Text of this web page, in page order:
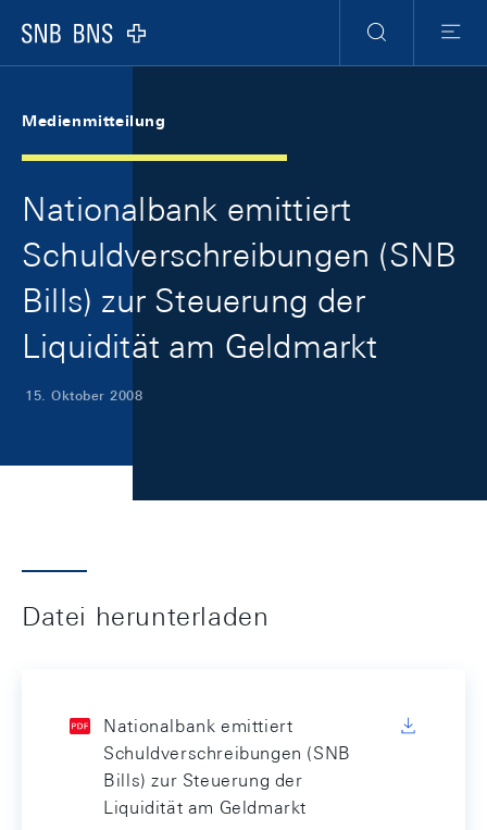
Logo
Suche
Menu
Medienmitteilung
Nationalbank emittiert
Schuldverschreibungen (SNB
Bills) zur Steuerung der
Liquidität am Geldmarkt
15. Oktober 2008
Datei herunterladen
Nationalbank emittiert
Schuldverschreibungen (SNB
Bills) zur Steuerung der
Liquidität am Geldmarkt